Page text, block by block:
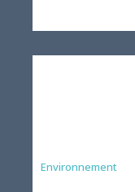
Agriculture
Environnement